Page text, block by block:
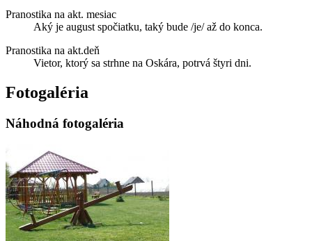
Pranostika na akt. mesiac
Aký je august spočiatku, taký bude /je/ až do konca.
Pranostika na akt.deň
Vietor, ktorý sa strhne na Oskára, potrvá štyri dni.
Fotogaléria
Náhodná fotogaléria